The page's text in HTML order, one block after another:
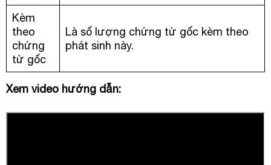
Kèm
theo
chứng
từ gốc
Là số lượng chứng từ gốc kèm theo
phát sinh này.
Xem video hướng dẫn: